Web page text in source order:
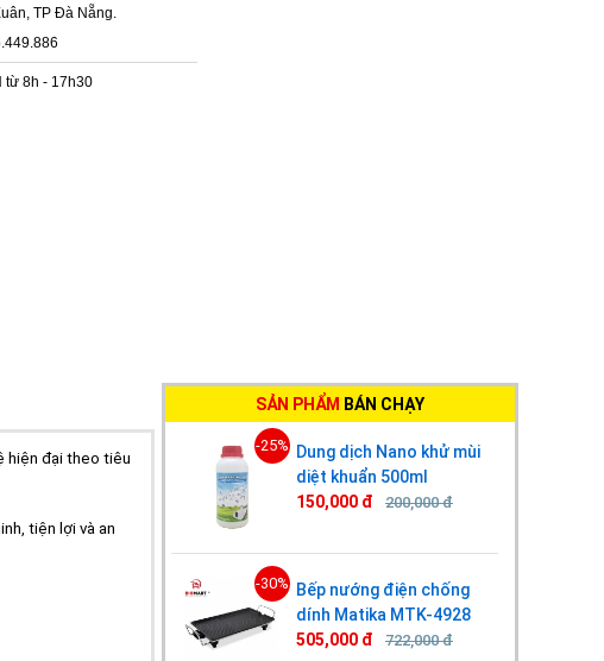
TP Đà Nẵng.
từ 8h - 17h30
hiện đại theo tiêu
tiện lợi và an
SẢN PHẨM BÁN CHẠY
-25% Dung dịch Nano khử mùi
diệt khuẩn 500ml
150,000 đ
200,000 đ
-30% Bếp nướng điện chống
dính Matika MTK-4928
505,000 đ
722,000 đ